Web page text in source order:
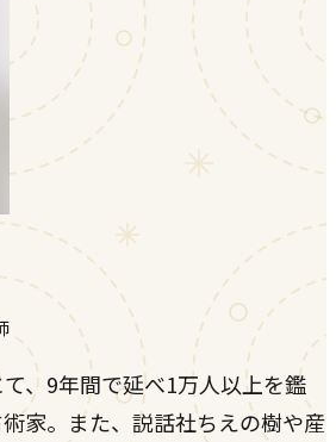
、9年間で延べ1万人以上を鑑
家。また、説話社ちえの樹や産